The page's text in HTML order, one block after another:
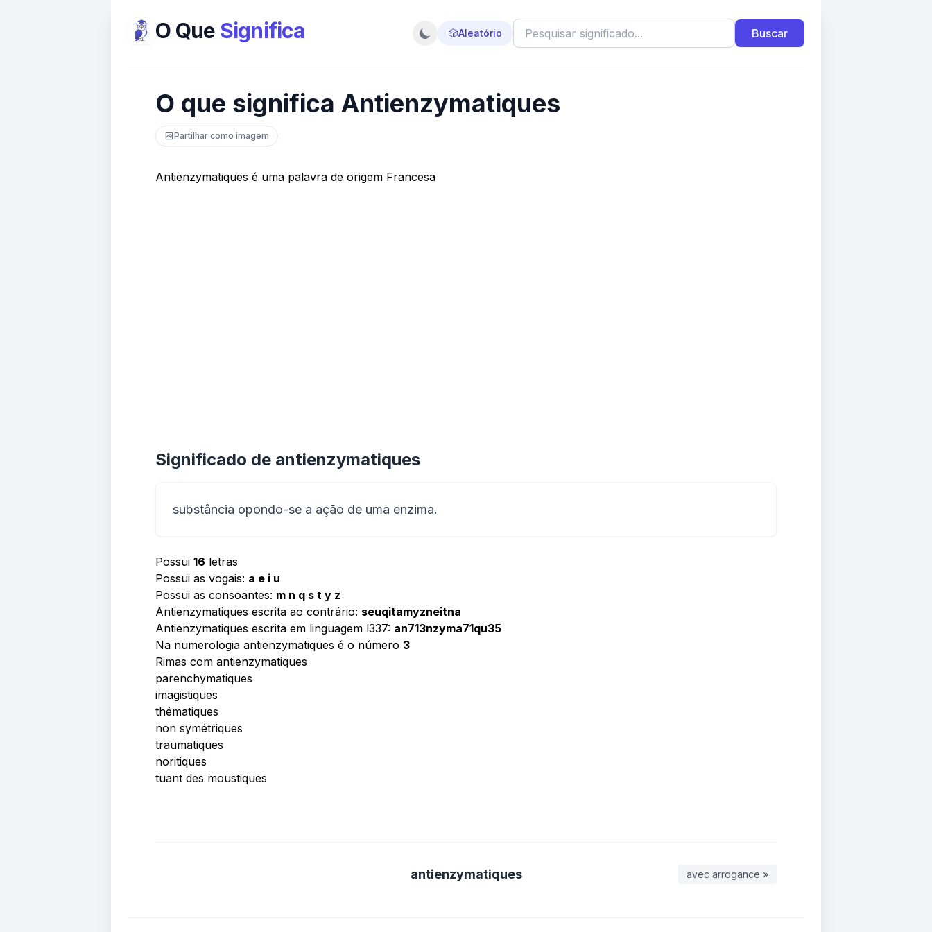
O Que Significa 🎲Aleatório Buscar
O que significa Antienzymatiques
Partilhar como imagem
Antienzymatiques é uma palavra de origem Francesa
Significado de antienzymatiques
substância opondo-se a ação de uma enzima.
Possui 16 letras
Possui as vogais: a e i u
Possui as consoantes: m n q s t y z
Antienzymatiques escrita ao contrário: seuqitamyzneitna
Antienzymatiques escrita em linguagem l337: an713nzyma71qu35
Na numerologia antienzymatiques é o número 3
Rimas com antienzymatiques
parenchymatiques
imagistiques
thématiques
non symétriques
traumatiques
noritiques
tuant des moustiques
antienzymatiques avec arrogance »